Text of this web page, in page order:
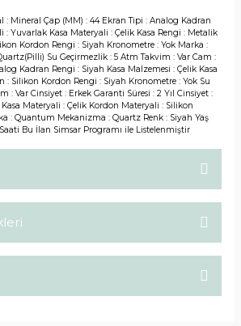
: Mineral Çap (MM) : 44 Ekran Tipi : Analog Kadran
: Yuvarlak Kasa Materyali : Çelik Kasa Rengi : Metalik
Kordon Rengi : Siyah Kronometre : Yok Marka :
Su Geçirmezlik : 5 Atm Takvim : Var Cam :
Kadran Rengi : Siyah Kasa Malzemesi : Çelik Kasa
: Silikon Kordon Rengi : Siyah Kronometre : Yok Su
: Var Cinsiyet : Erkek Garanti Süresi : 2 Yıl Cinsiyet :
Kasa Materyali : Çelik Kordon Materyali : Silikon
: Quantum Mekanizma : Quartz Renk : Siyah Yaş
Bu İlan Simsar Programı ile Listelenmiştir